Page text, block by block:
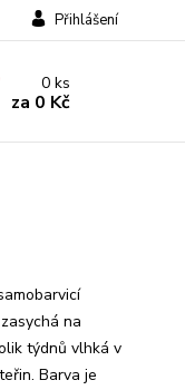
Přihlášení
0ks
za 0 Kč
na
týdnů vlhká v
Barva je